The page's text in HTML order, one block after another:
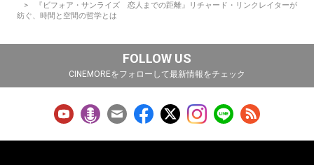
『ビフォア・サンライズ 恋人までの距離』リチャード・リンクレイターが
紡ぐ、時間と空間の哲学とは
FOLLOW US
CINEMOREをフォローして最新情報をチェック